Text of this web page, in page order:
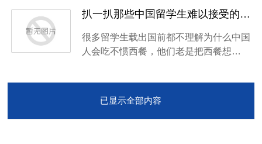
扒一扒那些中国留学生难以接受的西餐
很多留学生载出国前都不理解为什么中国
人会吃不惯西餐，他们老是把西餐想…
已显示全部内容